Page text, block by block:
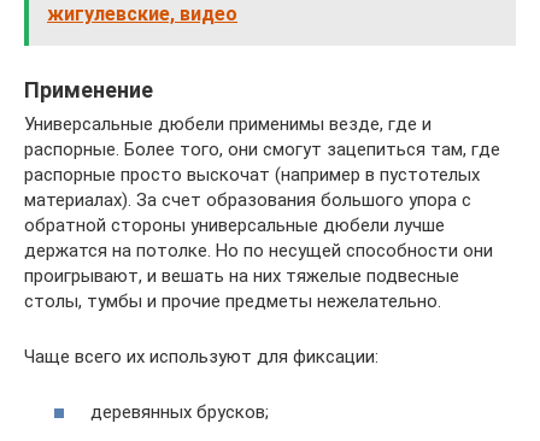
жигулевские, видео
Применение
Универсальные дюбели применимы везде, где и
распорные. Более того, они смогут зацепиться там, где
распорные просто выскочат (например в пустотелых
материалах). За счет образования большого упора с
обратной стороны универсальные дюбели лучше
держатся на потолке. Но по несущей способности они
проигрывают, и вешать на них тяжелые подвесные
столы, тумбы и прочие предметы нежелательно.
Чаще всего их используют для фиксации:
деревянных брусков;